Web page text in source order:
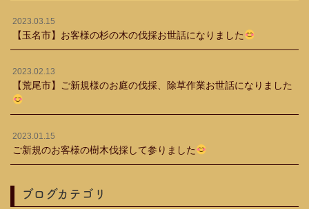
2023.03.15
【玉名市】お客様の杉の木の伐採お世話になりました
2023.02.13
【荒尾市】ご新規様のお庭の伐採、除草作業お世話になりました
2023.01.15
ご新規のお客様の樹木伐採して参りました
ブログカテゴリ